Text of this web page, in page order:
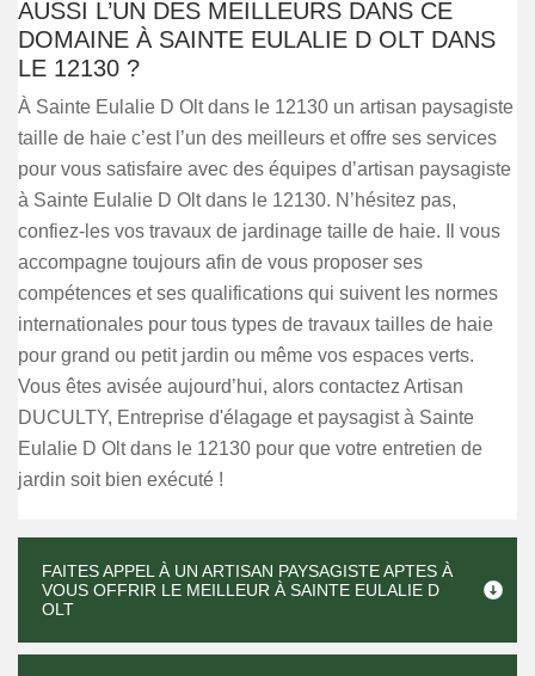
AUSSI L’UN DES MEILLEURS DANS CE
DOMAINE À SAINTE EULALIE D OLT DANS
LE 12130 ?
À Sainte Eulalie D Olt dans le 12130 un artisan paysagiste
taille de haie c’est l’un des meilleurs et offre ses services
pour vous satisfaire avec des équipes d’artisan paysagiste
à Sainte Eulalie D Olt dans le 12130. N’hésitez pas,
confiez-les vos travaux de jardinage taille de haie. Il vous
accompagne toujours afin de vous proposer ses
compétences et ses qualifications qui suivent les normes
internationales pour tous types de travaux tailles de haie
pour grand ou petit jardin ou même vos espaces verts.
Vous êtes avisée aujourd’hui, alors contactez Artisan
DUCULTY, Entreprise d'élagage et paysagist à Sainte
Eulalie D Olt dans le 12130 pour que votre entretien de
jardin soit bien exécuté !
FAITES APPEL À UN ARTISAN PAYSAGISTE APTES À
VOUS OFFRIR LE MEILLEUR À SAINTE EULALIE D
OLT